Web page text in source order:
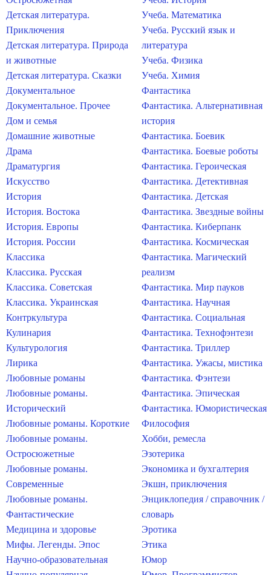
Детская литература.
Приключения
Детская литература. Природа
и животные
Детская литература. Сказки
Документальное
Документальное. Прочее
Дом и семья
Домашние животные
Драма
Драматургия
Искусство
История
История. Востока
История. Европы
История. России
Классика
Классика. Русская
Классика. Советская
Классика. Украинская
Контркультура
Кулинария
Культурология
Лирика
Любовные романы
Любовные романы.
Исторический
Любовные романы. Короткие
Любовные романы.
Остросюжетные
Любовные романы.
Современные
Любовные романы.
Фантастические
Медицина и здоровье
Мифы. Легенды. Эпос
Научно-образовательная
Учеба. Математика
Учеба. Русский язык и
литература
Учеба. Физика
Учеба. Химия
Фантастика
Фантастика. Альтернативная
история
Фантастика. Боевик
Фантастика. Боевые роботы
Фантастика. Героическая
Фантастика. Детективная
Фантастика. Детская
Фантастика. Звездные войны
Фантастика. Киберпанк
Фантастика. Космическая
Фантастика. Магический
реализм
Фантастика. Мир пауков
Фантастика. Научная
Фантастика. Социальная
Фантастика. Технофэнтези
Фантастика. Триллер
Фантастика. Ужасы, мистика
Фантастика. Фэнтези
Фантастика. Эпическая
Фантастика. Юмористическая
Философия
Хобби, ремесла
Эзотерика
Экономика и бухгалтерия
Экшн, приключения
Энциклопедия / справочник /
словарь
Эротика
Этика
Юмор